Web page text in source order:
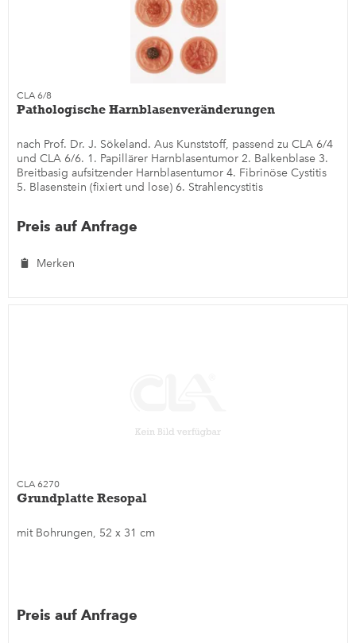
CLA 6/8
Pathologische Harnblasenveränderungen
nach Prof. Dr. J. Sökeland. Aus Kunststoff, passend zu CLA 6/4
und CLA 6/6. 1. Papillärer Harnblasentumor 2. Balkenblase 3.
Breitbasig aufsitzender Harnblasentumor 4. Fibrinöse Cystitis
5. Blasenstein (fixiert und lose) 6. Strahlencystitis
Preis auf Anfrage
Merken
CLA 6270
Grundplatte Resopal
mit Bohrungen, 52 x 31 cm
Preis auf Anfrage